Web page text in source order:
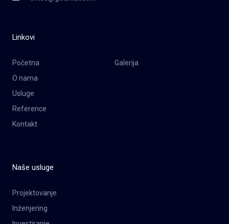
Linkovi
Početna
O nama
Usluge
Reference
Kontakt
Galerija
Naše usluge
Projektovanje
Inženjering